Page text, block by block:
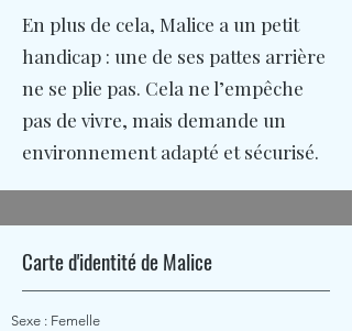
En plus de cela, Malice a un petit
handicap : une de ses pattes arrière
ne se plie pas. Cela ne l’empêche
pas de vivre, mais demande un
environnement adapté et sécurisé.
Carte d'identité de Malice
Sexe : Femelle